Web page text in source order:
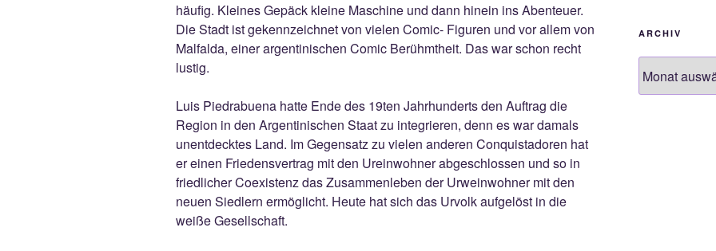
häufig. Kleines Gepäck kleine Maschine und dann hinein ins Abenteuer.
Die Stadt ist gekennzeichnet von vielen Comic- Figuren und vor allem von
Malfalda, einer argentinischen Comic Berühmtheit. Das war schon recht
lustig.
Luis Piedrabuena hatte Ende des 19ten Jahrhunderts den Auftrag die
Region in den Argentinischen Staat zu integrieren, denn es war damals
unentdecktes Land. Im Gegensatz zu vielen anderen Conquistadoren hat
er einen Friedensvertrag mit den Ureinwohner abgeschlossen und so in
friedlicher Coexistenz das Zusammenleben der Urweinwohner mit den
neuen Siedlern ermöglicht. Heute hat sich das Urvolk aufgelöst in die
weiße Gesellschaft.
ARCHIV